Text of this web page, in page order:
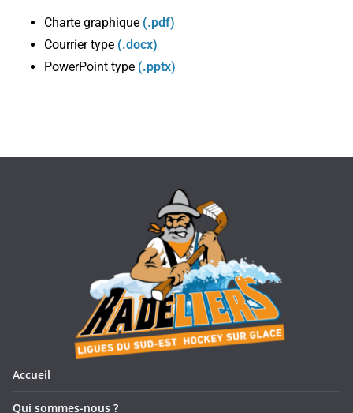
Charte graphique (.pdf)
Courrier type (.docx)
PowerPoint type (.pptx)
Accueil
Qui sommes-nous ?